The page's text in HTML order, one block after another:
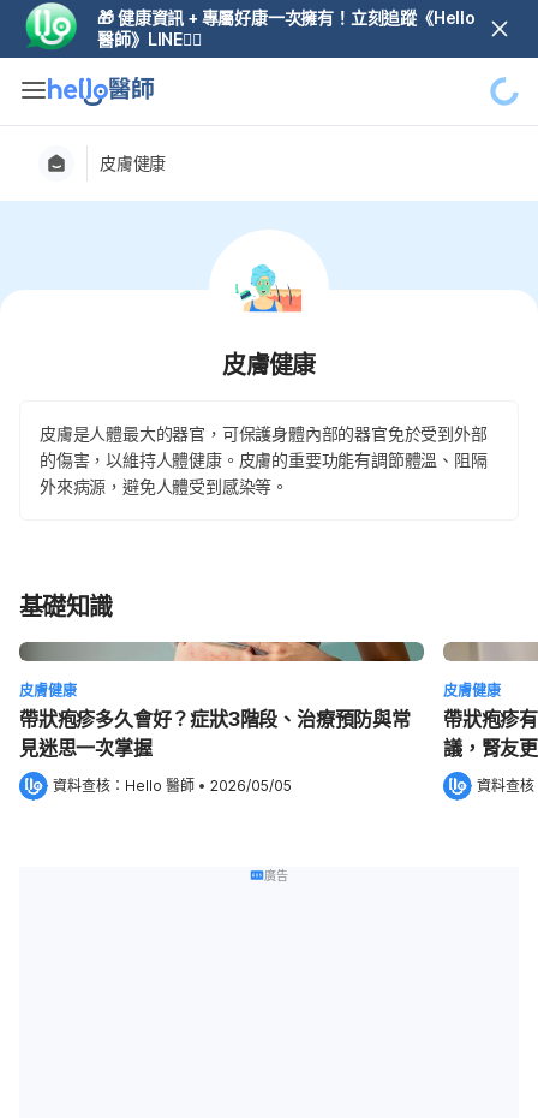
🎁 健康資訊 + 專屬好康一次擁有！立刻追蹤《Hello
醫師》LINE👆🏼
皮膚健康
皮膚健康
皮膚是人體最大的器官，可保護身體內部的器官免於受到外部
的傷害，以維持人體健康。皮膚的重要功能有調節體溫、阻隔
外來病源，避免人體受到感染等。
基礎知識
皮膚健康
帶狀疱疹多久會好？症狀3階段、治療預防與常
見迷思一次掌握
資料查核： Hello 醫師 • 2026/05/05
皮膚健康
帶狀疱疹
議，腎友
資料查核
廣告